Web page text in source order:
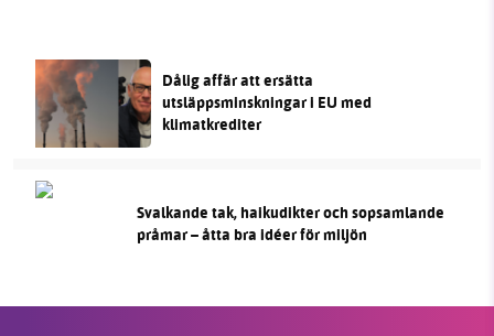
Dålig affär att ersätta
utsläppsminskningar i EU med
klimatkrediter
Svalkande tak, haikudikter och sopsamlande
pråmar – åtta bra idéer för miljön